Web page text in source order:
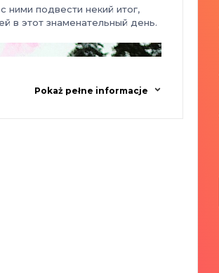
ними подвести некий итог,
в этот знаменательный день.
Pokaż pełne informacje